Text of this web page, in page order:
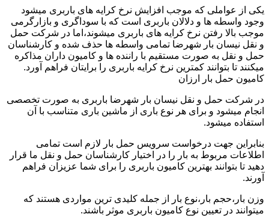
یکی از عواملی که موجب افزایش نرخ کرایه های باربری میشود
وجود واسطه ها و دلالان باربری است که با سوداگری و بازارگرمی
موجب بالا رفتن نرخ کرایه های باربری میشوند،اما در شرکت حمل
و نقل نیسان بار شهرضا تمامی واسطه ها حذف شده و کارشناسان
حمل و نقل به صورت مستقیم با راننده ها و کامیون داران مذاکره
میکنند تا بتوانند کمترین نرخ کرایه باربری را برایتان فراهم آورد.
کامیون حمل بار ارزان
در شرکت حمل و نقل نیسان بار شهرضا باربری به صورت تخصصی
انجام میشود و برای هر نوع باری از ماشین باری متناسب با آن
استفاده میشود.
بنابراین جهت درخواست سرویس حمل بار لازم است تمامی
اطلاعات مربوط به بار را در اختیار کارشناسان حمل و نقل ما قرار
دهید تا بتوانند بهترین کامیون باربری را برای شما عزیزان فراهم
آورند.
وزن بار،حجم بار،نوع بار از جمله کلیدی ترین مواردی هستند که
میتوانند در تعیین نوع کامیون باربری موثر باشند.